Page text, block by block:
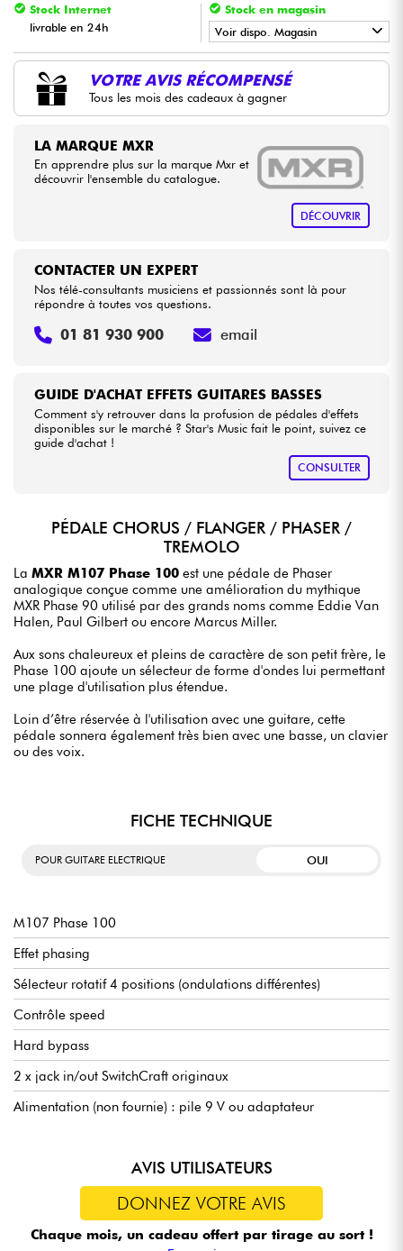
Eveil Musical
Câbles & Access.
Packs
Stock Internet
livrable en 24h
Stock en magasin
Voir dispo. Magasin
•
VOTRE AVIS RÉCOMPENSÉ
Tous les mois des cadeaux à gagner
LA MARQUE MXR
En apprendre plus sur la marque Mxr et
découvrir l'ensemble du catalogue.
DÉCOUVRIR
GUIDE D'ACHAT EFFETS GUITARES BASSES
Comment s'y retrouver dans la profusion de pédales d'effets
disponibles sur le marché ? Star's Music fait le point, suivez ce
guide d'achat !
CONSULTER
CONTACTER UN EXPERT
Nos télé-consultants musiciens et passionnés sont là pour
répondre à toutes vos questions.
01 81 930 900 email
PÉDALE CHORUS / FLANGER / PHASER /
TREMOLO
La MXR M107 Phase 100 est une pédale de Phaser
analogique conçue comme une amélioration du mythique
MXR Phase 90 utilisé par des grands noms comme Eddie Van
Halen, Paul Gilbert ou encore Marcus Miller.
Aux sons chaleureux et pleins de caractère de son petit frère, le
Phase 100 ajoute un sélecteur de forme d'ondes lui permettant
une plage d'utilisation plus étendue.
Loin d’être réservée à l'utilisation avec une guitare, cette
pédale sonnera également très bien avec une basse, un clavier
ou des voix.
FICHE TECHNIQUE
POUR GUITARE ELECTRIQUE OUI
M107 Phase 100
Effet phasing
Sélecteur rotatif 4 positions (ondulations différentes)
Contrôle speed
Hard bypass
2 x jack in/out SwitchCraft originaux
Alimentation (non fournie) : pile 9 V ou adaptateur
AVIS UTILISATEURS
DONNEZ VOTRE AVIS
Chaque mois, un cadeau offert par tirage au sort !